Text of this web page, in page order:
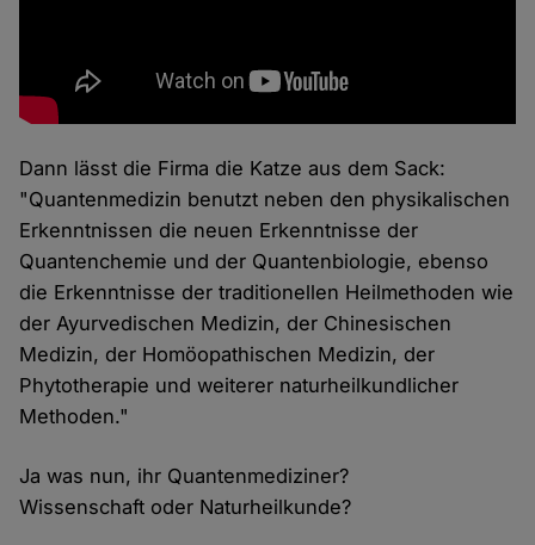
Dann lässt die Firma die Katze aus dem Sack:
"Quantenmedizin benutzt neben den physikalischen
Erkenntnissen die neuen Erkenntnisse der
Quantenchemie und der Quantenbiologie, ebenso
die Erkenntnisse der traditionellen Heilmethoden wie
der Ayurvedischen Medizin, der Chinesischen
Medizin, der Homöopathischen Medizin, der
Phytotherapie und weiterer naturheilkundlicher
Methoden."
Ja was nun, ihr Quantenmediziner?
Wissenschaft oder Naturheilkunde?